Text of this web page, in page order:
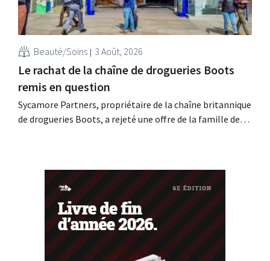
Beauté/Soins 3 Août, 2026
Le rachat de la chaîne de drogueries Boots
remis en question
Sycamore Partners, propriétaire de la chaîne britannique
de drogueries Boots, a rejeté une offre de la famille de